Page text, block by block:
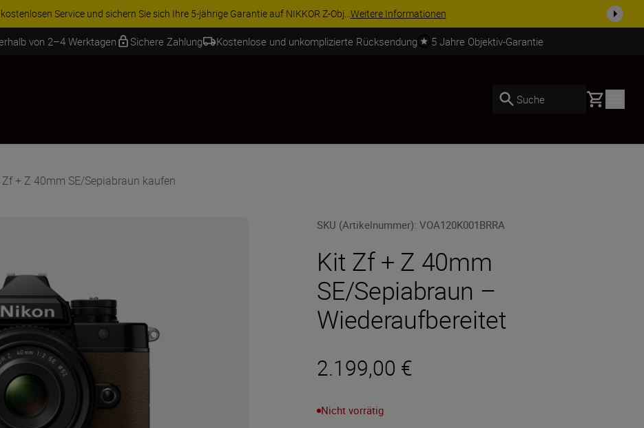
ZUBEHÖR IM ANGEBOT | Sparen Sie 15 % auf ausgewähltes Zubehör und vervollständigen Sie Ihre Ausrüstu...
von 2–4 Werktagen Sichere Zahlung Kostenlose und unkomplizierte Rücksendung 5 Jahre Objektiv-Garantie
Suche Basket
+ Z 40mm SE/Sepiabraun kaufen
SKU (Artikelnummer):VOA120K001BRRA
Kit Zf + Z 40mm
SE/Sepiabraun –
Wiederaufbereitet
2.199,00 €
Nicht vorrätig